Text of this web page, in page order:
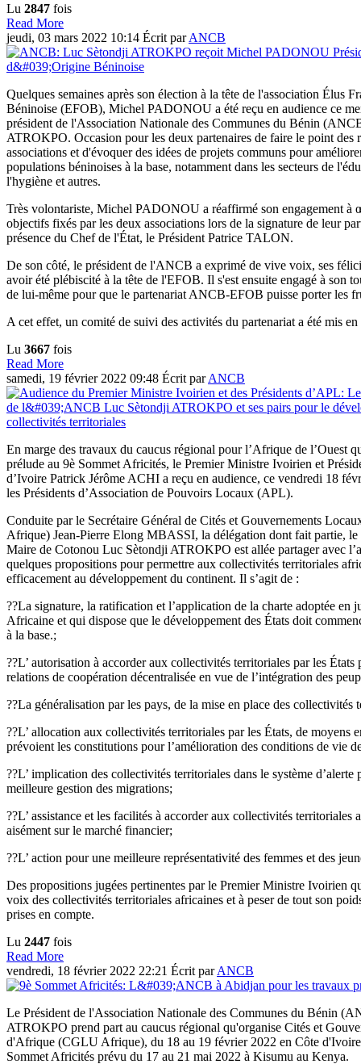
Lu 2847 fois
Read More
jeudi, 03 mars 2022 10:14 Écrit parANCB
Quelques semaines après son élection à la tête de l'association Élus
Béninoise (EFOB), Michel PADONOU a été reçu en audience ce
président de l'Association Nationale des Communes du Bénin
ATROKPO. Occasion pour les deux partenaires de faire le point des
associations et d'évoquer des idées de projets communs pour
populations béninoises à la base, notamment dans les secteurs de
l'hygiène et autres.
Très volontariste, Michel PADONOU a réaffirmé son engagement à
objectifs fixés par les deux associations lors de la signature de leur
présence du Chef de l'État, le Président Patrice TALON.
De son côté, le président de l'ANCB a exprimé de vive voix, ses
avoir été plébiscité à la tête de l'EFOB. Il s'est ensuite engagé à son
de lui-même pour que le partenariat ANCB-EFOB puisse porter les
A cet effet, un comité de suivi des activités du partenariat a été mis en
Lu 3667 fois
Read More
samedi, 19 février 2022 09:48 Écrit parANCB
En marge des travaux du caucus régional pour l’Afrique de l’Ouest
prélude au 9è Sommet Africités, le Premier Ministre Ivoirien et
d’Ivoire Patrick Jérôme ACHI a reçu en audience, ce vendredi 18
les Présidents d’Association de Pouvoirs Locaux (APL).
Conduite par le Secrétaire Général de Cités et Gouvernements
Afrique) Jean-Pierre Elong MBASSI, la délégation dont fait partie,
Maire de Cotonou Luc Sètondji ATROKPO est allée partager avec
quelques propositions pour permettre aux collectivités territoriales
efficacement au développement du continent. Il s’agit de :
??La signature, la ratification et l’application de la charte adoptée en
Africaine et qui dispose que le développement des États doit
à la base.;
??L’ autorisation à accorder aux collectivités territoriales par les États
relations de coopération décentralisée en vue de l’intégration des
??La généralisation par les pays, de la mise en place des collectivités
??L’ allocation aux collectivités territoriales par les États, de moyens
prévoient les constitutions pour l’amélioration des conditions de vie
??L’ implication des collectivités territoriales dans le système d’alerte
meilleure gestion des migrations;
??L’ assistance et les facilités à accorder aux collectivités territoriales
aisément sur le marché financier;
??L’ action pour une meilleure représentativité des femmes et des
Des propositions jugées pertinentes par le Premier Ministre Ivoirien
voix des collectivités territoriales africaines et à peser de tout son
prises en compte.
Lu 2447 fois
Read More
vendredi, 18 février 2022 22:21 Écrit parANCB
Le Président de l'Association Nationale des Communes du Bénin
ATROKPO prend part au caucus régional qu'organise Cités et
d'Afrique (CGLU Afrique), du 18 au 19 février 2022 en Côte
Sommet Africités prévu du 17 au 21 mai 2022 à Kisumu au Kenya.